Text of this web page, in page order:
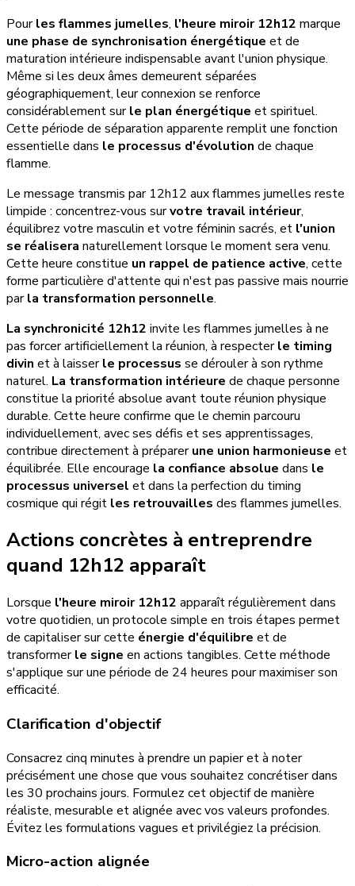
Pourles flammes jumelles, l'heure miroir 12h12 marque
une phase de synchronisation énergétique et de
maturation intérieure indispensable avant l'union physique.
Même si les deux âmes demeurent séparées
géographiquement, leur connexion se renforce
considérablement surle plan énergétique et spirituel.
Cette période de séparation apparente remplit une fonction
essentielle dans le processus d'évolution de chaque
flamme.
Le message transmis par 12h12 aux flammes jumelles reste
limpide : concentrez-vous survotre travail intérieur,
équilibrez votre masculin et votre féminin sacrés, et l'union
se réalisera naturellement lorsque le moment sera venu.
Cette heure constitue un rappel de patience active, cette
forme particulière d'attente qui n'est pas passive mais nourrie
parla transformation personnelle.
La synchronicité 12h12 invite les flammes jumelles à ne
pas forcer artificiellement la réunion, à respecterle timing
divin et à laisserle processus se dérouler à son rythme
naturel. La transformation intérieure de chaque personne
constitue la priorité absolue avant toute réunion physique
durable. Cette heure confirme que le chemin parcouru
individuellement, avec ses défis et ses apprentissages,
contribue directement à préparerune union harmonieuse et
équilibrée. Elle encourage la confiance absolue dans le
processus universel et dans la perfection du timing
cosmique qui régit les retrouvailles des flammes jumelles.
Actions concrètes à entreprendre
quand 12h12 apparaît
Lorsque l'heure miroir 12h12 apparaît régulièrement dans
votre quotidien, un protocole simple en trois étapes permet
de capitaliser sur cette énergie d'équilibre et de
transformerle signe en actions tangibles. Cette méthode
s'applique sur une période de 24 heures pour maximiser son
efficacité.
Clarification d'objectif
Consacrez cinq minutes à prendre un papier et à noter
précisément une chose que vous souhaitez concrétiser dans
les 30 prochains jours. Formulez cet objectif de manière
réaliste, mesurable et alignée avec vos valeurs profondes.
Évitez les formulations vagues et privilégiez la précision.
Micro-action alignée